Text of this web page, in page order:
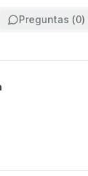
Preguntas (0)